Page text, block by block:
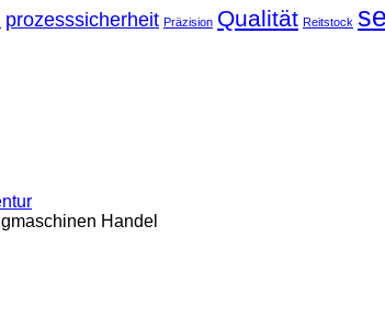
prozesssicherheit Präzision Qualität Reitstock
Handel